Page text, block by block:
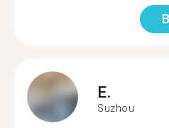
E.
Suzhou